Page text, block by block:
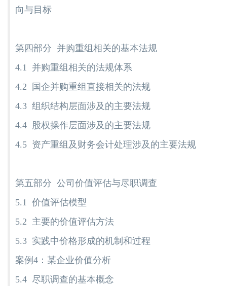
向与目标
第四部分 并购重组相关的基本法规
4.1 并购重组相关的法规体系
4.2 国企并购重组直接相关的法规
4.3 组织结构层面涉及的主要法规
4.4 股权操作层面涉及的主要法规
4.5 资产重组及财务会计处理涉及的主要法规
第五部分 公司价值评估与尽职调查
5.1 价值评估模型
5.2 主要的价值评估方法
5.3 实践中价格形成的机制和过程
案例4：某企业价值分析
5.4 尽职调查的基本概念